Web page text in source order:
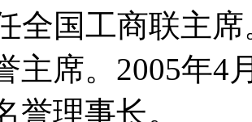
全国工商联主
主席。2005年4
誉理事长。